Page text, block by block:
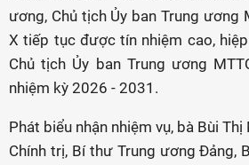
ương, Chủ tịch Ủy ban Trung ương
X tiếp tục được tín nhiệm cao,
Chủ tịch Ủy ban Trung ương
nhiệm kỳ 2026 - 2031.
Phát biểu nhận nhiệm vụ, bà Bùi Thị
Chính trị, Bí thư Trung ương Đảng,